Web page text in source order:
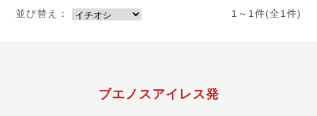
並び替え： 1～1件(全1件)
ブエノスアイレス発